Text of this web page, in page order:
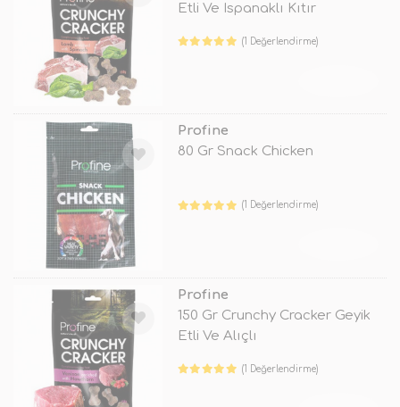
Etli Ve Ispanaklı Kıtır
(1 Değerlendirme)
Profine
80 Gr Snack Chicken
(1 Değerlendirme)
Profine
150 Gr Crunchy Cracker Geyik
Etli Ve Alıçlı
(1 Değerlendirme)